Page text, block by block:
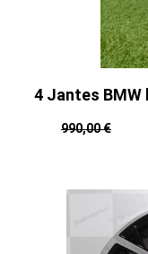
4 Jantes BMW
990,00 €